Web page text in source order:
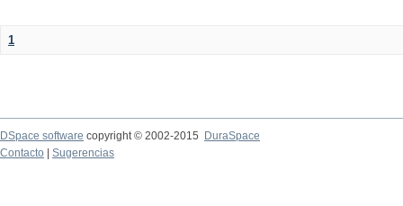
1
DSpace software copyright © 2002-2015
DuraSpace
Contacto
Sugerencias